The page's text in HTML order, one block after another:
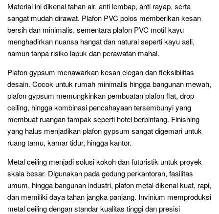
Material ini dikenal tahan air, anti lembap, anti rayap, serta
sangat mudah dirawat. Plafon PVC polos memberikan kesan
bersih dan minimalis, sementara plafon PVC motif kayu
menghadirkan nuansa hangat dan natural seperti kayu asli,
namun tanpa risiko lapuk dan perawatan mahal.
Plafon gypsum menawarkan kesan elegan dan fleksibilitas
desain. Cocok untuk rumah minimalis hingga bangunan mewah,
plafon gypsum memungkinkan pembuatan plafon flat, drop
ceiling, hingga kombinasi pencahayaan tersembunyi yang
membuat ruangan tampak seperti hotel berbintang. Finishing
yang halus menjadikan plafon gypsum sangat digemari untuk
ruang tamu, kamar tidur, hingga kantor.
Metal ceiling menjadi solusi kokoh dan futuristik untuk proyek
skala besar. Digunakan pada gedung perkantoran, fasilitas
umum, hingga bangunan industri, plafon metal dikenal kuat, rapi,
dan memiliki daya tahan jangka panjang. Invinium memproduksi
metal ceiling dengan standar kualitas tinggi dan presisi